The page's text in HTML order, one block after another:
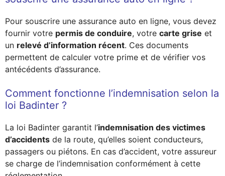
Pour souscrire une assurance auto en ligne, vous devez
fournir votre permis de conduire, votre carte grise et
un relevé d’information récent. Ces documents
permettent de calculer votre prime et de vérifier vos
antécédents d’assurance.
Comment fonctionne l’indemnisation selon la
loi Badinter ?
La loi Badinter garantit l’indemnisation des victimes
d’accidents de la route, qu’elles soient conducteurs,
passagers ou piétons. En cas d’accident, votre assureur
se charge de l’indemnisation conformément à cette